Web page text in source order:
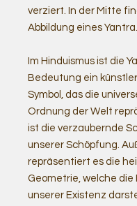
verziert. In der Mitte
Abbildung eines Yantra.
Im Hinduismus ist die
Bedeutung ein
Symbol, das die
Ordnung der Welt
ist die verzaubernde
unserer Schöpfung.
repräsentiert es die
Geometrie, welche die
unserer Existenz